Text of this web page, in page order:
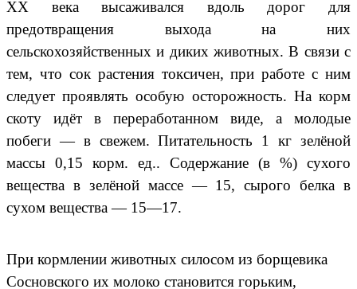
XX века высаживался вдоль дорог для
предотвращения выхода на них
сельскохозяйственных и диких животных. В связи с
тем, что сок растения токсичен, при работе с ним
следует проявлять особую осторожность. На корм
скоту идёт в переработанном виде, а молодые
побеги — в свежем. Питательность 1 кг зелёной
массы 0,15 корм. ед.. Содержание (в %) сухого
вещества в зелёной массе — 15, сырого белка в
сухом вещества — 15—17.
При кормлении животных силосом из борщевика
Сосновского их молоко становится горьким,